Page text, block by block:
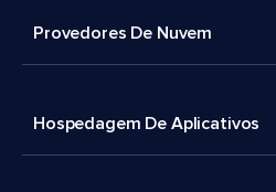
Provedores De Nuvem
Hospedagem De Aplicativos